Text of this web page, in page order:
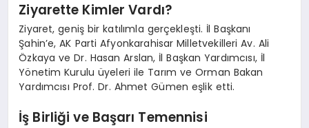
Ziyarette Kimler Vardı?
Ziyaret, geniş bir katılımla gerçekleşti. İl Başkanı
Şahin’e, AK Parti Afyonkarahisar Milletvekilleri Av. Ali
Özkaya ve Dr. Hasan Arslan, İl Başkan Yardımcısı, İl
Yönetim Kurulu üyeleri ile Tarım ve Orman Bakan
Yardımcısı Prof. Dr. Ahmet Gümen eşlik etti.
İş Birliği ve Başarı Temennisi